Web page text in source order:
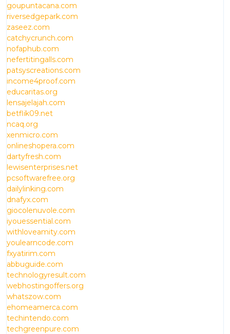
goupuntacana.com
riversedgepark.com
zaseez.com
catchycrunch.com
nofaphub.com
nefertitingalls.com
patsyscreations.com
income4proof.com
educaritas.org
lensajelajah.com
betflik09.net
ncaq.org
xenmicro.com
onlineshopera.com
dartyfresh.com
lewisenterprises.net
pcsoftwarefree.org
dailylinking.com
dnafyx.com
giocolenuvole.com
iyouessential.com
withloveamity.com
youlearncode.com
fxyatirim.com
abbuguide.com
technologyresult.com
webhostingoffers.org
whatszow.com
ehomeamerca.com
techintendo.com
techgreenpure.com